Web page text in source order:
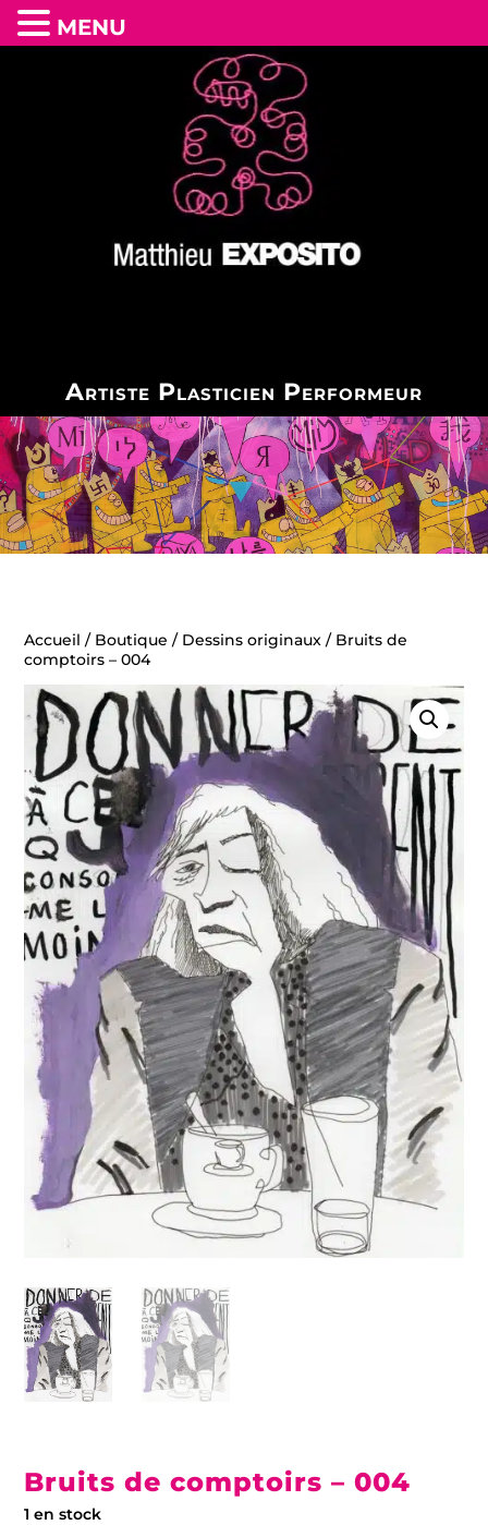
Artiste Plasticien Performeur
Accueil / Boutique / Dessins originaux / Bruits de
comptoirs – 004
Bruits de comptoirs – 004
1 en stock
MENU